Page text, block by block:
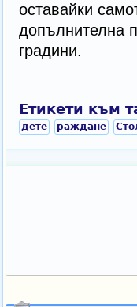
оставайки
допълнителна
градини.
Етикети към
дете раждане